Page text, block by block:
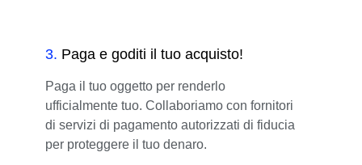
3. Paga e goditi il tuo acquisto!
Paga il tuo oggetto per renderlo
ufficialmente tuo. Collaboriamo con fornitori
di servizi di pagamento autorizzati di fiducia
per proteggere il tuo denaro.